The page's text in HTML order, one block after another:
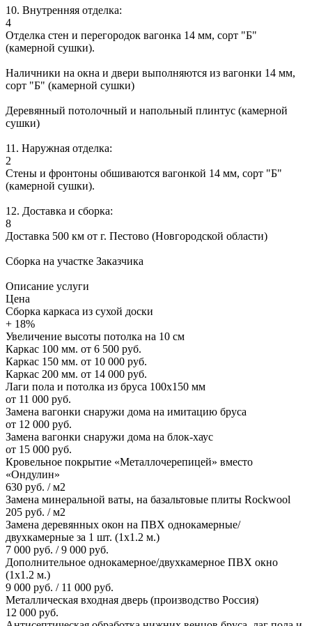
10. Внутренняя отделка:
4
Отделка стен и перегородок вагонка 14 мм, сорт "Б"
(камерной сушки).
Наличники на окна и двери выполняются из вагонки 14 мм,
сорт "Б" (камерной сушки)
Деревянный потолочный и напольный плинтус (камерной
сушки)
11. Наружная отделка:
2
Стены и фронтоны обшиваются вагонкой 14 мм, сорт "Б"
(камерной сушки).
12. Доставка и сборка:
8
Доставка 500 км от г. Пестово (Новгородской области)
Сборка на участке Заказчика
Описание услуги
Цена
Сборка каркаса из сухой доски
+ 18%
Увеличение высоты потолка на 10 см
Каркас 100 мм. от 6 500 руб.
Каркас 150 мм. от 10 000 руб.
Каркас 200 мм. от 14 000 руб.
Лаги пола и потолка из бруса 100х150 мм
от 11 000 руб.
Замена вагонки снаружи дома на имитацию бруса
от 12 000 руб.
Замена вагонки снаружи дома на блок-хаус
от 15 000 руб.
Кровельное покрытие «Металлочерепицей» вместо
«Ондулин»
630 руб. / м2
Замена минеральной ваты, на базальтовые плиты Rockwool
205 руб. / м2
Замена деревянных окон на ПВХ однокамерные/
двухкамерные за 1 шт. (1х1.2 м.)
7 000 руб. / 9 000 руб.
Дополнительное однокамерное/двухкамерное ПВХ окно
(1х1.2 м.)
9 000 руб. / 11 000 руб.
Металлическая входная дверь (производство Россия)
12 000 руб.